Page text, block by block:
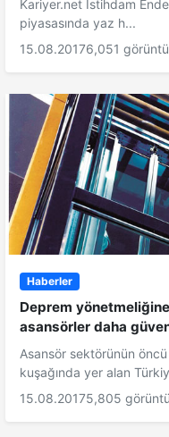
Kariyer.net İstihdam
piyasasında yaz h...
15.08.20176,051
Haberler
Deprem
asansörler daha
Asansör sektörünün
kuşağında yer alan
15.08.20175,805